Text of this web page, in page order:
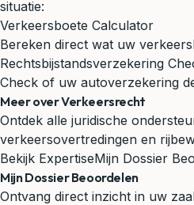
situatie:
Verkeersboete Calculator
Bereken direct wat uw
Rechtsbijstandsverzekering
Check of uw autoverzekering
Meer over Verkeersrecht
Ontdek alle juridische
verkeersovertredingen en
Bekijk ExpertiseMijn Dossier
Mijn Dossier Beoordelen
Ontvang direct inzicht in uw